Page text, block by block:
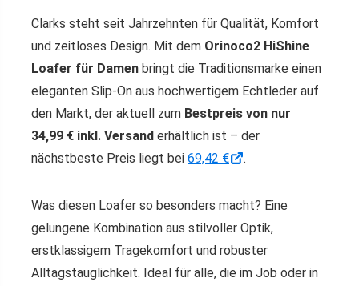
Clarks steht seit Jahrzehnten für Qualität, Komfort
und zeitloses Design. Mit dem Orinoco2 HiShine
Loafer für Damen bringt die Traditionsmarke einen
eleganten Slip-On aus hochwertigem Echtleder auf
den Markt, der aktuell zum Bestpreis von nur
34,99 € inkl. Versand erhältlich ist – der
nächstbeste Preis liegt bei 69,42 € .
Was diesen Loafer so besonders macht? Eine
gelungene Kombination aus stilvoller Optik,
erstklassigem Tragekomfort und robuster
Alltagstauglichkeit. Ideal für alle, die im Job oder in